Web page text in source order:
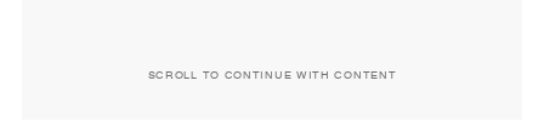
SCROLL TO CONTINUE WITH CONTENT